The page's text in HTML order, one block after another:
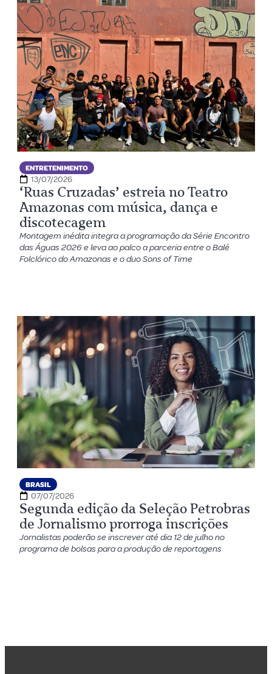
ENTRETENIMENTO
13/07/2026
‘Ruas Cruzadas’ estreia no Teatro
Amazonas com música, dança e
discotecagem
Montagem inédita integra a programação da Série Encontro
das Águas 2026 e leva ao palco a parceria entre o Balé
Folclórico do Amazonas e o duo Sons of Time
BRASIL
07/07/2026
Segunda edição da Seleção Petrobras
de Jornalismo prorroga inscrições
Jornalistas poderão se inscrever até dia 12 de julho no
programa de bolsas para a produção de reportagens